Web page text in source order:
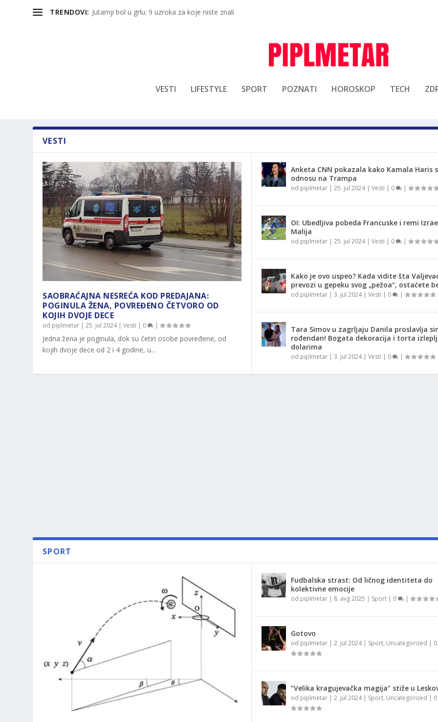
TRENDOVI: Jutarnji bol u grlu: 9 uzroka za koje niste znali
VESTI LIFESTYLE SPORT POZNATI HOROSKOP TECH
VESTI
SAOBRAĆAJNA NESREĆA KOD PREDAJANA:
POGINULA ŽENA, POVREĐENO ČETVORO OD
KOJIH DVOJE DECE
od piplmetar |25. jul 2024|Vesti | 0 |
Jedna žena je poginula, dok su četiri osobe povređene, od
kojih dvoje dece od 2 i 4 godine, u...
Anketa CNN pokazala kako Kamala Haris
odnosu na Trampa
od piplmetar| 25. jul 2024| Vesti | 0 |
OI: Ubedljiva pobeda Francuske i remi
Malija
od piplmetar| 25. jul 2024| Vesti | 0 |
Kako je ovo uspeo? Kada vidite šta
prevozi u gepeku svog „pežoa“, ostaćete
od piplmetar| 3. jul 2024| Vesti | 0 |
Tara Simov u zagrljaju Danila proslavlja
rođendan! Bogata dekoracija i torta
dolarima
od piplmetar| 3. jul 2024| Vesti | 0 |
SPORT
Fudbalska strast: Od ličnog identiteta do
kolektivne emocije
od piplmetar| 8. avg 2025 | Sport| 0 |
Gotovo
od piplmetar| 2. jul 2024| Sport, Uncategorized | 0
“Velika kragujevačka magija“ stiže u
od piplmetar| 2. jul 2024| Sport, Uncategorized | 0